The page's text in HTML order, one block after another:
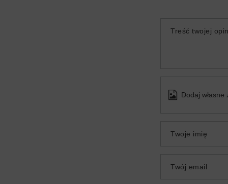
Treść twojej
Dodaj
Twoje imię
Twój email